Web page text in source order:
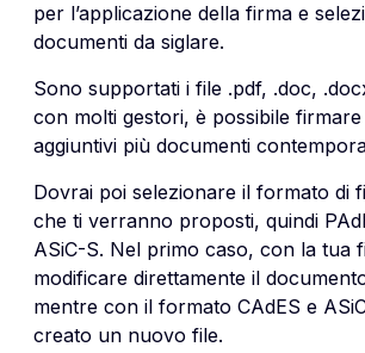
per l’applicazione della firma e
documenti da siglare.
Sono supportati i file .pdf, .doc,
con molti gestori, è possibile
aggiuntivi più documenti
Dovrai poi selezionare il formato di
che ti verranno proposti, quindi
ASiC-S. Nel primo caso, con la tua
modificare direttamente il
mentre con il formato CAdES e
creato un nuovo file.